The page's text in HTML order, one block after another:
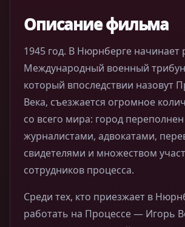
Описание фильма
1945 год. В Нюрнберге начинает
Международный военный
который впоследствии назовут
Века, съезжается огромное
со всего мира: город переполнен
журналистами, адвокатами,
свидетелями и множеством
сотрудников процесса.
Среди тех, кто приезжает в
работать на Процессе — Игорь